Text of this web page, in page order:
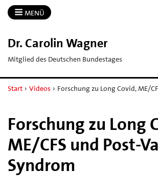
MENÜ
Dr.​ Carolin Wagner
Mitglied des Deutschen Bundestages
Start › Videos › Forschung zu Long Covid, ME/
Forschung zu Long
ME/CFS und Post-
Syndrom